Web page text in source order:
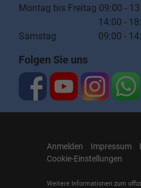
Montag bis Freitag 09:00 -
14:00 - 18:00
Samstag 09:00 -
Folgen Sie uns
Anmelden Impressum
Cookie-Einstellungen
Weitere Informationen zum